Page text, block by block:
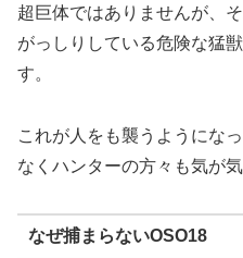
超巨体ではありませんが、
がっしりしている危険な猛
す。
これが人をも襲うようにな
なくハンターの方々も気が
なぜ捕まらないOSO18